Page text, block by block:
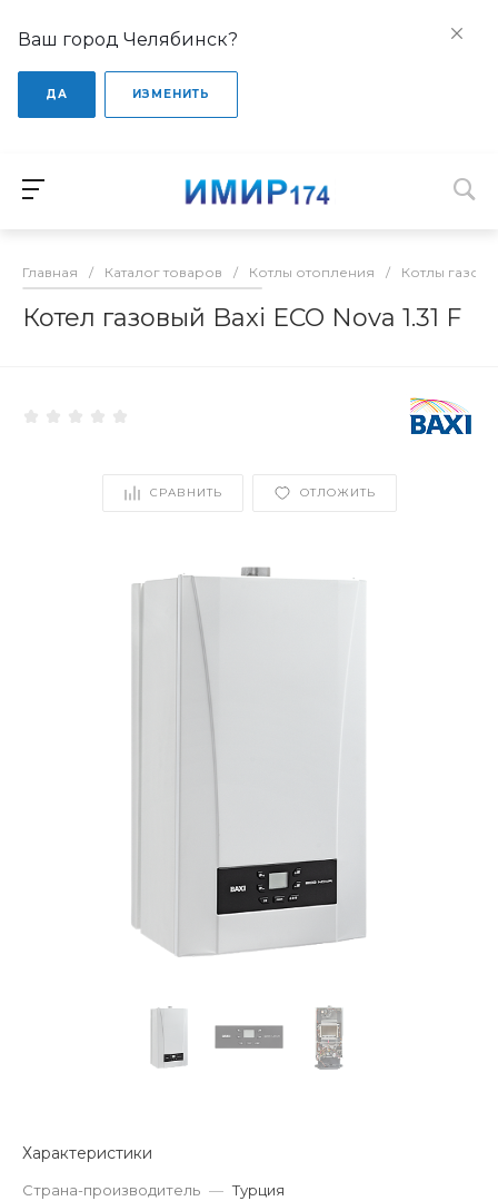
Ваш город Челябинск?
ДА ИЗМЕНИТЬ
Главная / Каталог товаров / Котлы отопления / Котлы
Котел газовый Baxi ECO Nova 1.31 F
СРАВНИТЬ ОТЛОЖИТЬ
Характеристики
Страна-производитель — Турция